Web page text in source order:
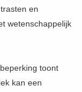
en
wetenschappelijk
toont
kan een